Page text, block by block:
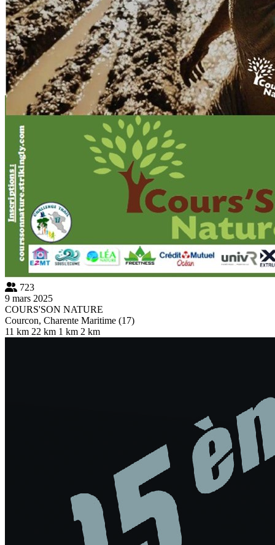
723
9 mars 2025
COURS'SON NATURE
Courcon, Charente Maritime (17)
11 km 22 km 1 km 2 km